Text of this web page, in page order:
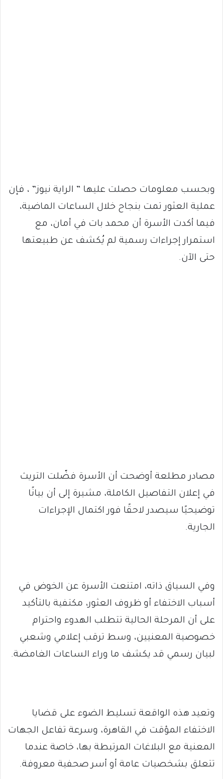
وبحسب معلومات حصلت عليها ” الراية نيوز” ، فإن
عملية العثور تمت بنجاح خلال الساعات الماضية،
فيما أكدت الأسرة أن محمد بات في أمان، مع
استمرار إجراءات رسمية لم يُكشف عن طبيعتها
حتى الآن.
مصادر مطلعة أوضحت أن الأسرة فضّلت التريث
في إعلان التفاصيل الكاملة، مشيرة إلى أن بيانًا
توضيحيًا سيصدر لاحقًا فور اكتمال الإجراءات
الجارية.
وفي السياق ذاته، امتنعت الأسرة عن الخوض في
أسباب الاختفاء أو ظروف العثور، مكتفية بالتأكيد
على أن المرحلة الحالية تتطلب الهدوء واحترام
خصوصية المعنيين، وسط ترقب إعلامي وشعبي
لبيان رسمي قد يكشف ما وراء الساعات الغامضة.
وتعيد هذه الواقعة تسليط الضوء على قضايا
الاختفاء المؤقت في القاهرة، وسرعة تفاعل الجهات
المعنية مع البلاغات المرتبطة بها، خاصة عندما
تتعلق بشخصيات عامة أو أسر صحفية معروفة.